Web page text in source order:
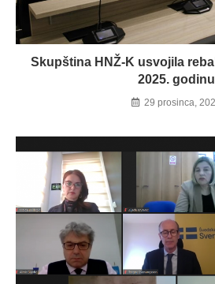
Skupština HNŽ-K usvojila
2025. godinu
29 prosinca,